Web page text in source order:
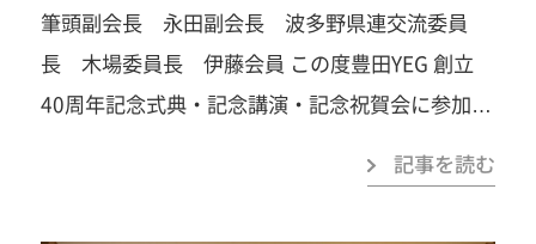
工会議所青年部事務局TEL：0568-81-4141みなさ
まのご参加を心よりお待ちしています！
筆頭副会長 永田副会長 波多野県連交流委員
長 木場委員長 伊藤会員 この度豊田YEG 創立
40周年記念式典・記念講演・記念祝賀会に参加さ
代会長紹介の所作、感謝状贈呈、政策提言の骨子
記事を読む